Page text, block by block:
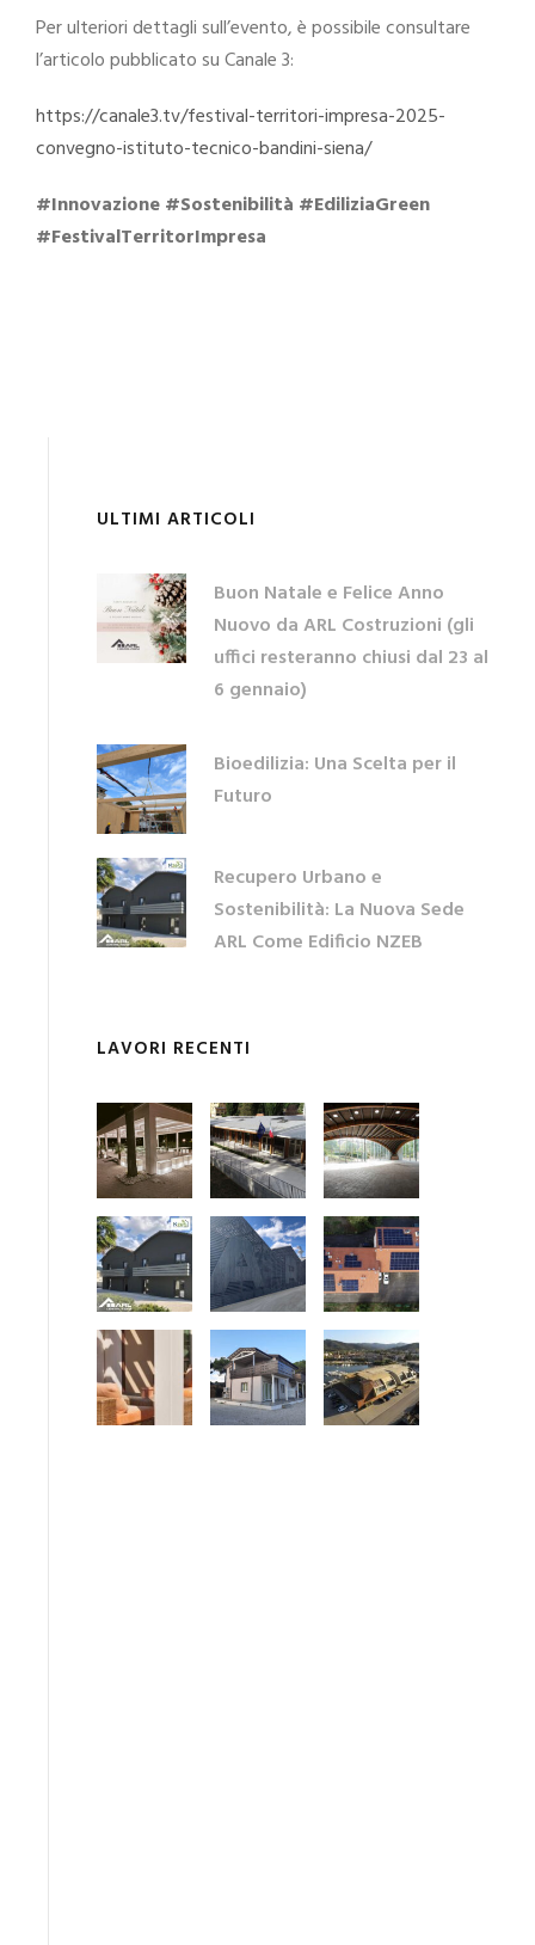
Per ulteriori dettagli sull’evento, è possibile consultare
l’articolo pubblicato su Canale 3:
https://canale3.tv/festival-territori-impresa-2025-
convegno-istituto-tecnico-bandini-siena/
#Innovazione #Sostenibilità #EdiliziaGreen
#FestivalTerritorImpresa
ULTIMI ARTICOLI
Buon Natale e Felice Anno
Nuovo da ARL Costruzioni (gli
uffici resteranno chiusi dal 23 al
6 gennaio)
Bioedilizia: Una Scelta per il
Futuro
Recupero Urbano e
Sostenibilità: La Nuova Sede
ARL Come Edificio NZEB
LAVORI RECENTI